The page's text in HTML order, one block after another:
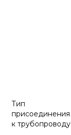
Тип
присоединения
к трубопроводу